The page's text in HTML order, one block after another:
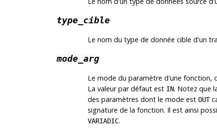
type_cible
Le nom du type de donnée cible d'un
mode_arg
Le mode du paramètre d'une fonction,
La valeur par défaut est IN. Notez que
des paramètres dont le mode est OUT
signature de la fonction. Il est ainsi
VARIADIC.